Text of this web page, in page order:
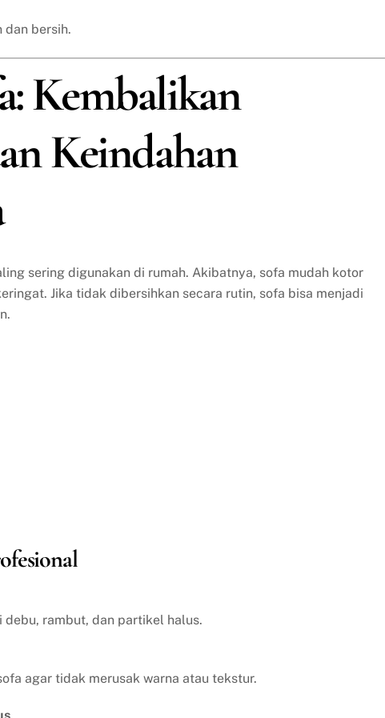
dan bersih.
Kembalikan
Keindahan
sering digunakan di rumah. Akibatnya, sofa mudah kotor
Jika tidak dibersihkan secara rutin, sofa bisa menjadi
rambut, dan partikel halus.
agar tidak merusak warna atau tekstur.